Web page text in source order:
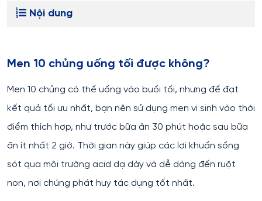
Nội dung
Men 10 chủng uống tối được không?
Men 10 chủng có thể uống vào buổi tối, nhưng để đạt
kết quả tối ưu nhất, bạn nên sử dụng men vi sinh vào thời
điểm thích hợp, như trước bữa ăn 30 phút hoặc sau bữa
ăn ít nhất 2 giờ. Thời gian này giúp các lợi khuẩn sống
sót qua môi trường acid dạ dày và dễ dàng đến ruột
non, nơi chúng phát huy tác dụng tốt nhất.